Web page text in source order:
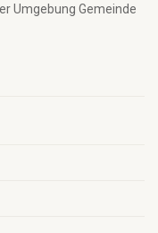
Umgebung Gemeinde